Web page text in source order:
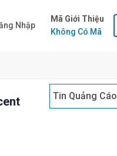
Nhập
Mã Giới Thiệu
Không Có Mã
Tin Quảng Cáo